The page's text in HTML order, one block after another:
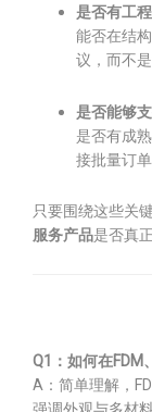
是否有工
能否在结
议，而不是
是否能够
是否有成
接批量订
只要围绕这些关
服务产品是否真
Q1：如何在FDM
A：简单理解，